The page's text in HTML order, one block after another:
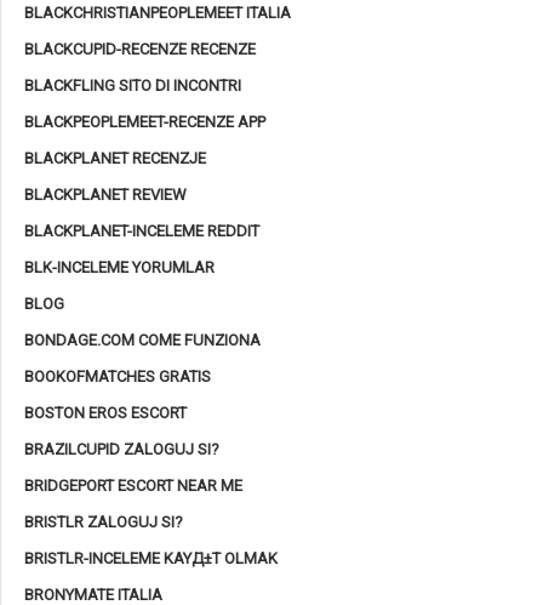
BLACKCHRISTIANPEOPLEMEET ITALIA
BLACKCUPID-RECENZE RECENZE
BLACKFLING SITO DI INCONTRI
BLACKPEOPLEMEET-RECENZE APP
BLACKPLANET RECENZJE
BLACKPLANET REVIEW
BLACKPLANET-INCELEME REDDIT
BLK-INCELEME YORUMLAR
BLOG
BONDAGE.COM COME FUNZIONA
BOOKOFMATCHES GRATIS
BOSTON EROS ESCORT
BRAZILCUPID ZALOGUJ SI?
BRIDGEPORT ESCORT NEAR ME
BRISTLR ZALOGUJ SI?
BRISTLR-INCELEME KAYД±T OLMAK
BRONYMATE ITALIA